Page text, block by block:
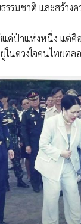
รรมชาติ และสร้า
แค่ป่าแห่งหนึ่ง แต่คื
นดวงใจคนไทยตล